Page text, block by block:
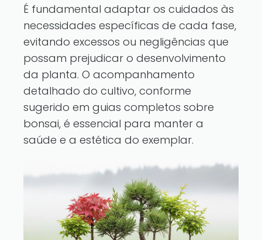
É fundamental adaptar os cuidados às
necessidades específicas de cada fase,
evitando excessos ou negligências que
possam prejudicar o desenvolvimento
da planta. O acompanhamento
detalhado do cultivo, conforme
sugerido em guias completos sobre
bonsai, é essencial para manter a
saúde e a estética do exemplar.